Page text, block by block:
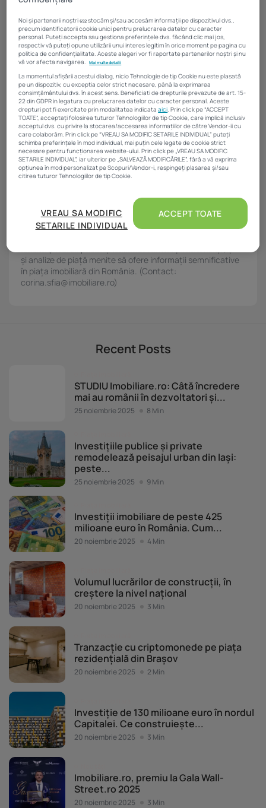
20 noiembrie 2025 4 Min
[addtoany]
Written by
Corina Sfia
articole și interviuri în revista Danube Connects, Carpatair
Magazine, iar mai târziu a practicat jurnalismul de
televiziune în cadrul postului Digi24 din Timișoara.
și analize de piață menite să ofere informații semnificative
în piața imobiliară din România. (Contact:
corina.sfia@imobiliare.ro)
Recent Posts
STUDIU Imobiliare.ro: Câtă încredere
mai au românii în dezvoltatori și...
25 noiembrie 2025 8 Min
Investițiile publice și private
remodelează peisajul urban din Iași:
peste...
25 noiembrie 2025 9 Min
Investiții imobiliare de peste 425
milioane euro în România. Cum...
20 noiembrie 2025 4 Min
Volumul lucrărilor de construcții, în
creștere la nivel național
20 noiembrie 2025 3 Min
Tranzacție cu criptomonede pe piața
rezidențială din Brașov
20 noiembrie 2025 2 Min
Investiție de 130 milioane euro în nordul
Capitalei. Ce construiește...
20 noiembrie 2025 3 Min
Imobiliare.ro, premiu la Gala Wall-
Street.ro 2025
20 noiembrie 2025 3 Min
Noi și partenerii noștri692 stocăm și/sau accesăm informații pe dispozitivul dvs.,
precum identificatorii cookie unici pentru prelucrarea datelor cu caracter
personal. Puteți accepta sau gestiona preferințele dvs. făcând clic mai jos,
respectiv vă puteți opune utilizării unui interes legitim în orice moment pe pagina cu
politica de confidențialitate. Aceste alegeri vor fi raportate partenerilor noștri și nu
vă vor afecta navigarea.
Mai multe detalii
La momentul afișării acestui dialog, nicio Tehnologie de tip Cookie nu este plasată
pe un dispozitiv, cu exceptia celor strict necesare, până la exprimarea
consimțământului dvs. în acest sens. Beneficiati de drepturile prevazute de art. 15-
22 din GDPR in legatura cu prelucrarea datelor cu caracter personal. Aceste
drepturi pot fi exercitate prin modalitatea indicataaici. Prin click pe “ACCEPT
TOATE”, acceptați folosirea tuturor Tehnologiilor de tip Cookie, care implică inclusiv
acceptul dvs. cu privire la stocarea/accesarea informațiilor de către Vendor-ii cu
care colaborăm. Prin click pe “VREAU SA MODIFIC SETARILE INDIVIDUAL” puteți
schimba preferințele în mod individual, mai puțin cele legate de cookie strict
necesare pentru funcționarea website-ului. Prin click pe „VREAU SA MODIFIC
SETARILE INDIVIDUAL”, iar ulterior pe „SALVEAZĂ MODIFICĂRILE”, fără a vă exprima
opțiunea în mod personalizat pe Scopuri/Vendor-i, respingeți plasarea și/sau
citirea tuturor Tehnologiilor de tip Cookie.
Atât noi, cât și partenerii noștri prelucrăm datele pentru
a oferi:
Măsurarea performanței reclamelor. Stocarea și/sau accesarea informațiilor de pe
personalizat. Utilizarea profilurilor pentru selectarea publicității personalizate.
Crearea profilurilor pentru publicitate personalizată. Măsurarea performanței
conținutului. Înțelegerea publicului prin statistici sau combinații de date din surse
diferite. Utilizarea de date limitate pentru a selecta publicitatea. Utilizarea datelor
limitate pentru a selecta conținutul. Date precise de geolocație și identificarea prin
VREAU SA MODIFIC
SETARILE INDIVIDUAL
ACCEPT TOATE